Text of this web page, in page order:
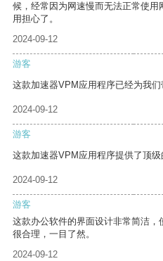
候，经常因为网速慢而无法正常使
用担心了。
2024-09-12
游客
这款加速器VPM应用程序已经为我们
2024-09-12
游客
这款加速器VPM应用程序提供了顶级
2024-09-12
游客
这款办公软件的界面设计非常简洁
很合理，一目了然。
2024-09-12